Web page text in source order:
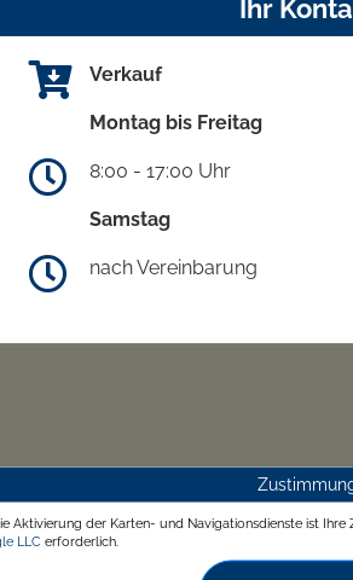
Ihr
Verkauf
Montag bis Freitag
8:00 - 17:00 Uhr
Samstag
nach Vereinbarung
Aktivierung der Karten- und Navigationsdienste ist
LLC erforderlich.